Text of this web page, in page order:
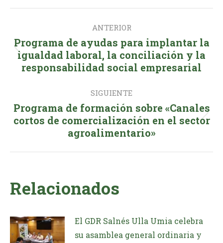
entre
publicaciones
ANTERIOR
Publicación
anterior:
Programa de ayudas para implantar la
igualdad laboral, la conciliación y la
responsabilidad social empresarial
SIGUIENTE
Publicación
siguiente:
Programa de formación sobre «Canales
cortos de comercialización en el sector
agroalimentario»
Relacionados
El GDR Salnés Ulla Umia celebra
su asamblea general ordinaria y